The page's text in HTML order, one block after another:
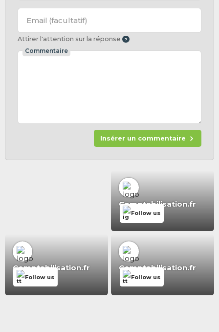
Email (facultatif)
Attirer l'attention sur la réponse
Commentaire
Insérer un commentaire
Comptabilisation.fr
Follow us
Comptabilisation.fr
Follow us
Comptabilisation.fr
Follow us